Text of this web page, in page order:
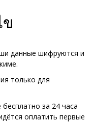
данные шифруются и
только для
за 24 часа
оплатить первые